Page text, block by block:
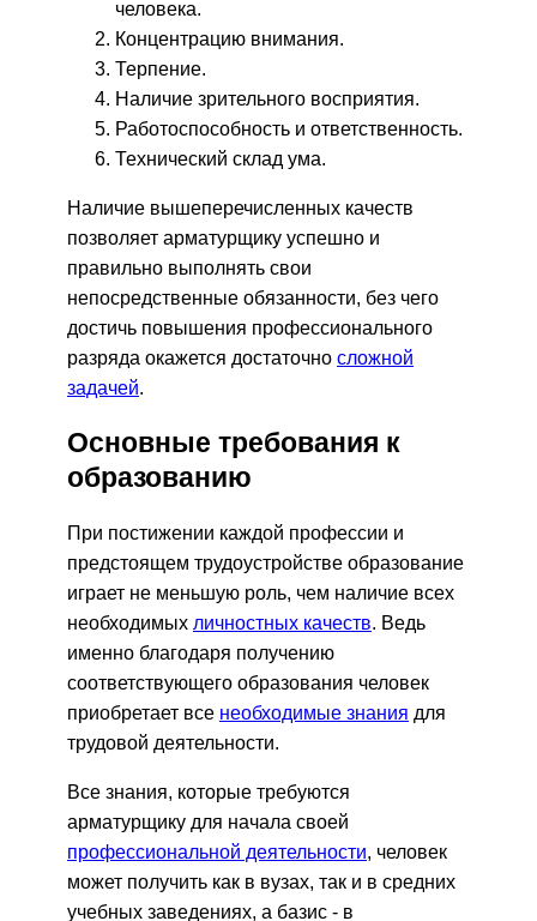
человека.
Концентрацию внимания.
Терпение.
Наличие зрительного восприятия.
Работоспособность и ответственность.
Технический склад ума.
Наличие вышеперечисленных качеств
позволяет арматурщику успешно и
правильно выполнять свои
непосредственные обязанности, без чего
достичь повышения профессионального
разряда окажется достаточно сложной
задачей.
Основные требования к
образованию
При постижении каждой профессии и
предстоящем трудоустройстве образование
играет не меньшую роль, чем наличие всех
необходимых личностных качеств. Ведь
именно благодаря получению
соответствующего образования человек
приобретает все необходимые знания для
трудовой деятельности.
Все знания, которые требуются
арматурщику для начала своей
профессиональной деятельности, человек
может получить как в вузах, так и в средних
учебных заведениях, а базис - в